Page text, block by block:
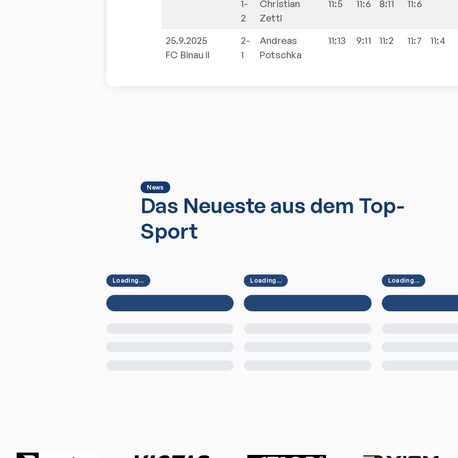
1-
2
Christian
Zettl
11:5 11:6 8:11 11:6
25.9.2025
FC Binau II
2-
1
Andreas
Potschka
11:13 9:11 11:2 11:7 11:4
News
Das Neueste aus dem Top-
Sport
Loading... Loading... Loading...